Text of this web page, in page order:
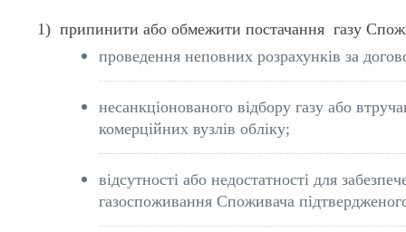
1) припинити або обмежити постачання газу
проведення неповних розрахунків за
несанкціонованого відбору газу або
комерційних вузлів обліку;
відсутності або недостатності для
газоспоживання Споживача